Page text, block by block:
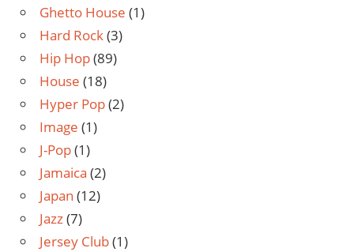
Ghetto House (1)
Hard Rock(3)
Hip Hop(89)
House (18)
Hyper Pop(2)
Image (1)
J-Pop(1)
Jamaica (2)
Japan (12)
Jazz(7)
Jersey Club(1)